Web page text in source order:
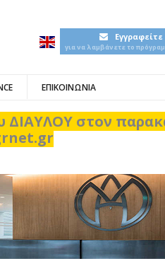
για να λαμβάνετε το
ΕΠΙΚΟΙΝΩΝΙΑ
ΔΙΑΥΛΟΥ στον